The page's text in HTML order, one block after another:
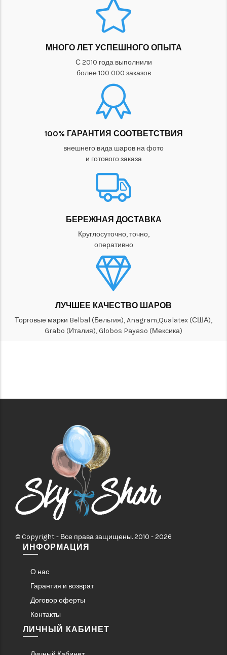
МНОГО ЛЕТ УСПЕШНОГО ОПЫТА
С 2010 года выполнили
более 100 000 заказов
100% ГАРАНТИЯ СООТВЕТСТВИЯ
внешнего вида шаров на фото
и готового заказа
БЕРЕЖНАЯ ДОСТАВКА
Круглосуточно, точно,
оперативно
ЛУЧШЕЕ КАЧЕСТВО ШАРОВ
Торговые марки Belbal (Бельгия), Anagram,Qualatex (США),
Grabo (Италия), Globos Payaso (Мексика)
© Copyright - Все права защищены. 2010 - 2026
ИНФОРМАЦИЯ
О нас
Гарантия и возврат
Договор оферты
Контакты
ЛИЧНЫЙ КАБИНЕТ